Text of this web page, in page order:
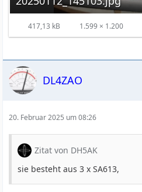
417,13 kB 1.599 × 1.200
DL4ZAO
20. Februar 2025 um 08:26
Zitat von DH5AK
sie besteht aus 3 x SA613,